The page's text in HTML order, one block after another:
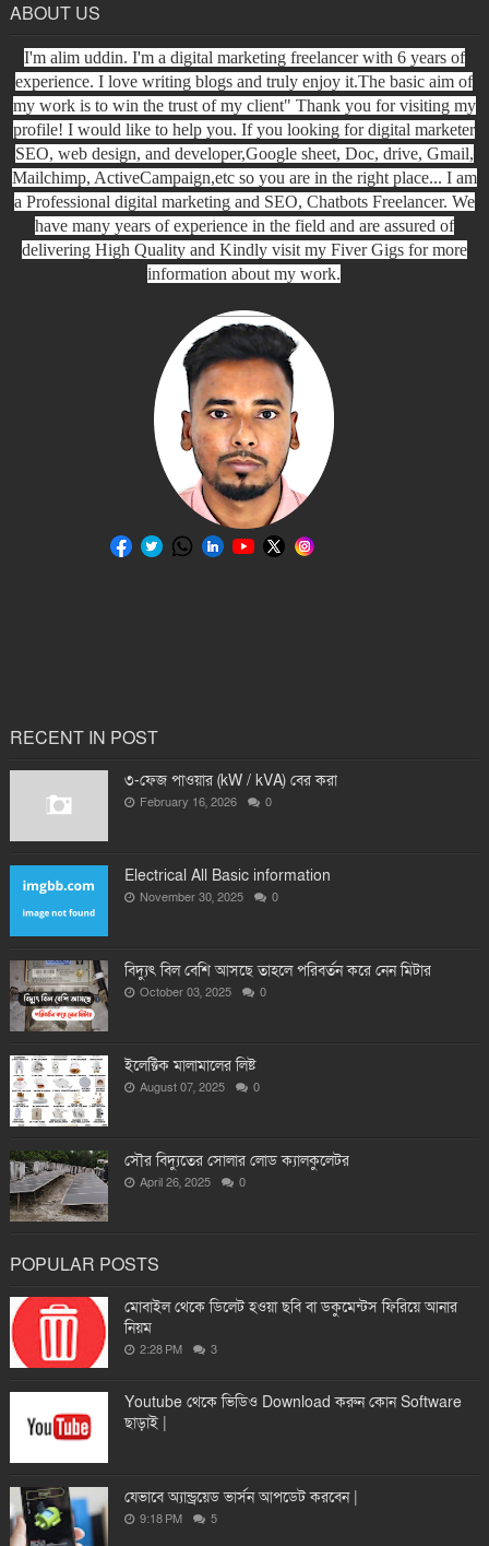
ABOUT US
I'm alim uddin. I'm a digital marketing freelancer with 6 years of
experience. I love writing blogs and truly enjoy it.The basic aim of
my work is to win the trust of my client" Thank you for visiting my
profile! I would like to help you. If you looking for digital marketer
SEO, web design, and developer,Google sheet, Doc, drive, Gmail,
Mailchimp, ActiveCampaign,etc so you are in the right place... I am
a Professional digital marketing and SEO, Chatbots Freelancer. We
have many years of experience in the field and are assured of
delivering High Quality and Kindly visit my Fiver Gigs for more
information about my work.
RECENT IN POST
৩-ফেজ পাওয়ার (kW / kVA) বের করা
February 16, 2026 0
Electrical All Basic information
November 30, 2025 0
বিদ্যুৎ বিল বেশি আসছে তাহলে পরিবর্তন করে নেন মিটার
October 03, 2025 0
ইলেক্টিক মালামালের লিষ্ট
August 07, 2025 0
সৌর বিদ্যুতের সোলার লোড ক্যালকুলেটর
April 26, 2025 0
POPULAR POSTS
মোবাইল থেকে ডিলেট হওয়া ছবি বা ডকুমেন্টস ফিরিয়ে আনার
নিয়ম
2:28 PM 3
Youtube থেকে ভিডিও Download করুন কোন Software
ছাড়াই |
যেভাবে অ্যান্ড্রয়েড ভার্সন আপডেট করবেন |
9:18 PM 5